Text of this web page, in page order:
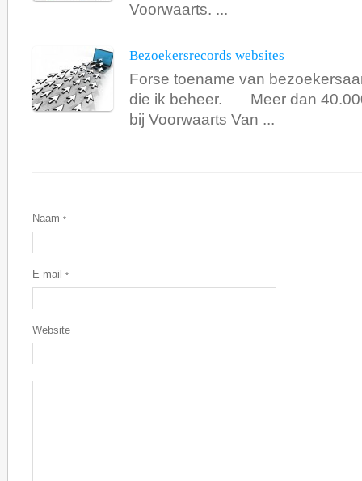
Voorwaarts. ...
Bezoekersrecords websites
Forse toename van
die ik beheer. Meer dan
bij Voorwaarts Van ...
Naam *
E-mail *
Website